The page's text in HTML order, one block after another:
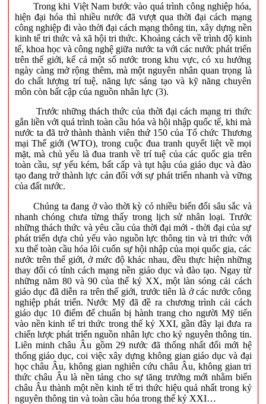
Trong khi Việt Nam bước vào quá trình công nghiệp hóa,
hiện đại hóa thì nhiều nước đã vượt qua thời đại cách mạng
công nghiệp đi vào thời đại cách mạng thông tin, xây dựng nền
kinh tế tri thức và xã hội tri thức. Khoảng cách về trình độ kinh
tế, khoa học và công nghệ giữa nước ta với các nước phát triển
trên thế giới, kể cả một số nước trong khu vực, có xu hướng
ngày càng mở rộng thêm, mà một nguyên nhân quan trọng là
do chất lượng trí tuệ, năng lực sáng tạo và kỹ năng chuyên
môn còn bất cập của nguồn nhân lực (3).
Trước những thách thức của thời đại cách mạng tri thức
gắn liền với quá trình toàn cầu hóa và hội nhập quốc tế, khi mà
nước ta đã trở thành thành viên thứ 150 của Tổ chức Thương
mại Thế giới (WTO), trong cuộc đua tranh quyết liệt về mọi
mặt, mà chủ yếu là đua tranh về trí tuệ của các quốc gia trên
toàn cầu, sự yếu kém, bất cấp và tụt hậu của giáo dục và đào
tạo đang trở thành lực cản đối với sự phát triển nhanh và vững
của đất nước.
Chúng ta đang ở vào thời kỳ có nhiều biến đổi sâu sắc và
nhanh chóng chưa từng thấy trong lịch sử nhân loại. Trước
những thách thức và yêu cầu của thời đại mới - thời đại của sự
phát triển dựa chủ yếu vào nguồn lực thông tin và tri thức với
xu thế toàn cầu hóa lôi cuốn sự hội nhập của mọi quốc gia, các
nước trên thế giới, ở mức độ khác nhau, đều thực hiện những
thay đổi có tính cách mạng nền giáo dục và đào tạo. Ngay từ
những năm 80 và 90 của thế kỷ XX, một làn sóng cải cách
giáo dục đã diễn ra trên thế giới, trước tiên là ở các nước công
nghiệp phát triển. Nước Mỹ đã đề ra chương trình cải cách
giáo dục 10 điểm để chuẩn bị hành trang cho người Mỹ tiến
vào nền kinh tế tri thức trong thế kỷ XXI, gần đây lại đưa ra
chiến lược phát triển nguồn nhân lực cho kỷ nguyên thông tin.
Liên minh châu Âu gồm 29 nước đã thống nhất đổi mới hệ
thống giáo dục, coi việc xây dựng không gian giáo dục và đại
học châu Âu, không gian nghiên cứu châu Âu, không gian tri
thức châu Âu là nền tảng cho sự tăng trưởng mới nhằm biến
châu Âu thành một nền kinh tế tri thức hiệu quả nhất trong kỷ
nguyên thông tin và toàn cầu hóa trong thế kỷ XXI…